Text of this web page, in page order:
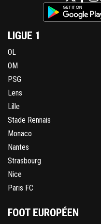
LIGUE 1
OL
OM
PSG
Lens
Lille
Stade Rennais
Monaco
Nantes
Strasbourg
Nice
Paris FC
FOOT EUROPÉEN